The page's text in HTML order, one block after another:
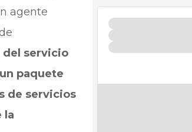
agente
del servicio
paquete
de servicios
la